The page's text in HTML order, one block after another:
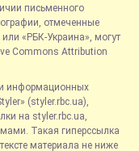
письменного
отмеченные
«РБК-Украина», могут
Commons Attribution
информационных
(styler.rbc.ua),
на styler.rbc.ua,
Такая гиперссылка
материала не ниже